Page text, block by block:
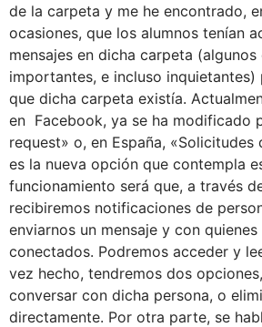
de la carpeta y me he encontrado,
ocasiones, que los alumnos tenían
mensajes en dicha carpeta (algunos
importantes, e incluso
que dicha carpeta existía.
en Facebook, ya se ha modificado
request» o, en España, «Solicitudes
es la nueva opción que contempla
funcionamiento será que, a través
recibiremos notificaciones de
enviarnos un mensaje y con
conectados. Podremos acceder y
vez hecho, tendremos dos
conversar con dicha persona, o
directamente. Por otra parte, se